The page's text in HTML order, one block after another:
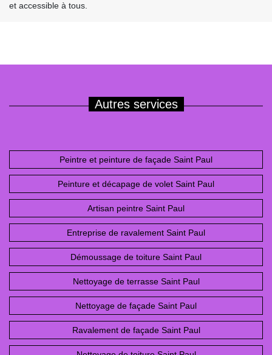
et accessible à tous.
Autres services
Peintre et peinture de façade Saint Paul
Peinture et décapage de volet Saint Paul
Artisan peintre Saint Paul
Entreprise de ravalement Saint Paul
Démoussage de toiture Saint Paul
Nettoyage de terrasse Saint Paul
Nettoyage de façade Saint Paul
Ravalement de façade Saint Paul